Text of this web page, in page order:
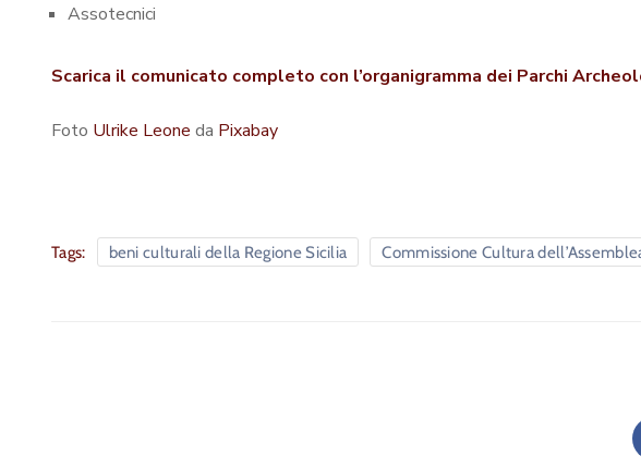
Assotecnici
Scarica il comunicato completo con l’organigramma dei Parchi
Foto Ulrike Leone da Pixabay
Tags: beni culturali della Regione Sicilia Commissione Cultura